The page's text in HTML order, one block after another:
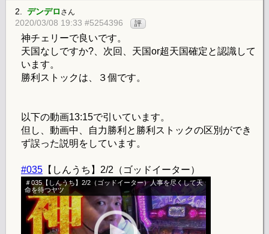
2. デンデロ さん
2020/03/08 19:33 #5254396 評
神チェリーで良いです。
天国なしですか?、次回、天国or超天国確定と認識して
います。
勝利ストックは、３個です。
以下の動画13:15で引いています。
但し、動画中、自力勝利と勝利ストックの区別ができ
ず誤った説明をしています。
#035 【しんうち】2/2（ゴッドイーター）
＃035【しんうち】2/2（ゴッドイーター）人事を尽くして天
命を待つヤツ